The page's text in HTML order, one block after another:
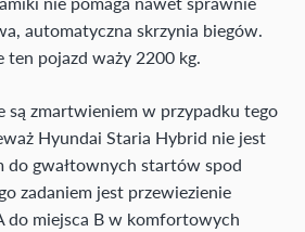
automatyczna skrzynia biegów.
ten pojazd waży 2200 kg.
są zmartwieniem w przypadku tego
Hyundai Staria Hybrid nie jest
do gwałtownych startów spod
zadaniem jest przewiezienie
do miejsca B w komfortowych